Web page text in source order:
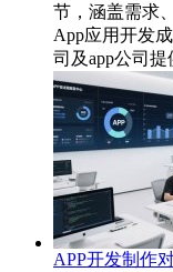
节，涵盖需求
App应用开发
司及app公司提
APP开发制作